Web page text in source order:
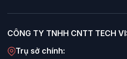
CÔNG TY TNHH CNTT TECH
Trụ sở chính: